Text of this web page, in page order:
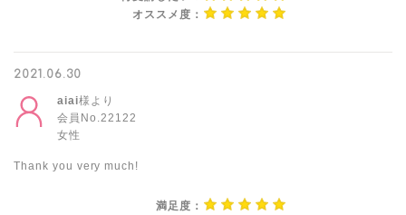
オススメ度：
2021.06.30
aiai様より
会員No.22122
女性
Thank you very much!
満足度：